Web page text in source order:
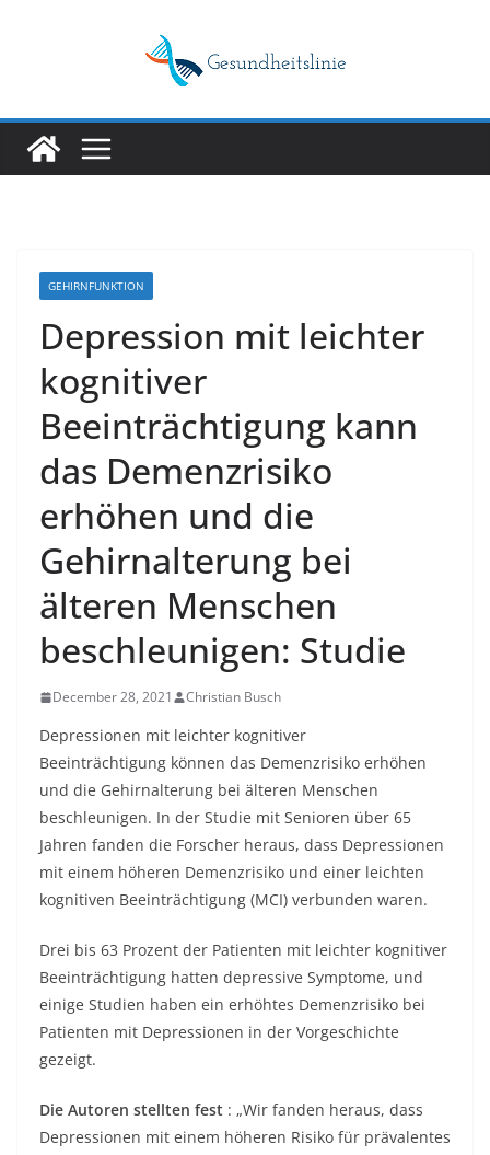
GEHIRNFUNKTION
Depression mit leichter
kognitiver
Beeinträchtigung kann
das Demenzrisiko
erhöhen und die
Gehirnalterung bei
älteren Menschen
beschleunigen: Studie
December 28, 2021 Christian Busch
Depressionen mit leichter kognitiver
Beeinträchtigung können das Demenzrisiko erhöhen
und die Gehirnalterung bei älteren Menschen
beschleunigen. In der Studie mit Senioren über 65
Jahren fanden die Forscher heraus, dass Depressionen
mit einem höheren Demenzrisiko und einer leichten
kognitiven Beeinträchtigung (MCI) verbunden waren.
Drei bis 63 Prozent der Patienten mit leichter kognitiver
Beeinträchtigung hatten depressive Symptome, und
einige Studien haben ein erhöhtes Demenzrisiko bei
Patienten mit Depressionen in der Vorgeschichte
gezeigt.
Die Autoren stellten fest : „Wir fanden heraus, dass
Depressionen mit einem höheren Risiko für prävalentes